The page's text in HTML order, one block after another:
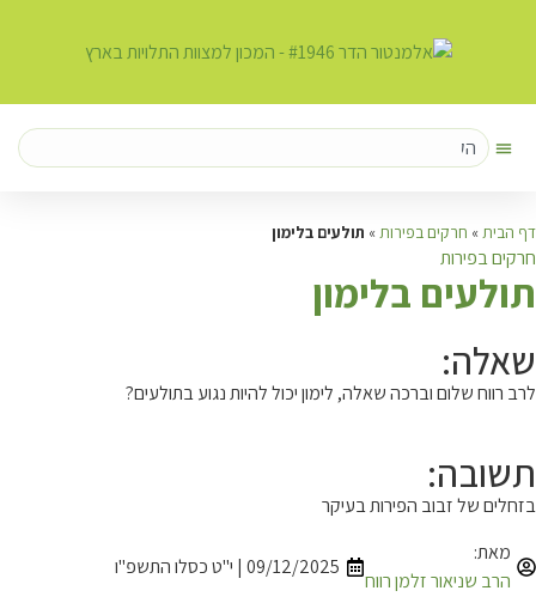
דף הבית » חרקים בפירות » תולעים בלימון
חרקים בפירות
תולעים בלימון
שאלה:
לרב רווח שלום וברכה שאלה, לימון יכול להיות נגוע בתולעים?
תשובה:
בזחלים של זבוב הפירות בעיקר
מאת:
הרב שניאור זלמן רווח
09/12/2025 | י"ט כסלו התשפ"ו